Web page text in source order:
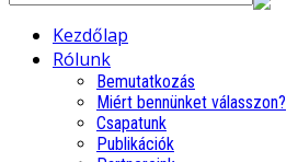
Kezdőlap
Rólunk
Bemutatkozás
Miért bennünket válasszon?
Csapatunk
Publikációk